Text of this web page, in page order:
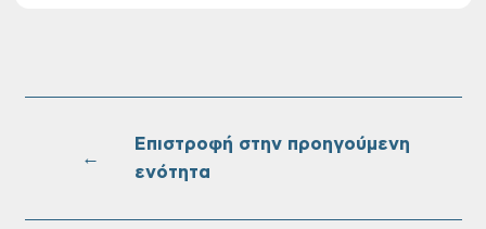
Επαναλειτουργία του συστήματος
Ονουφρίου
Πίνακες Κατάταξης & Βαθμολογίας,
←
Επιστροφή στην προηγούμενη
ενότητα